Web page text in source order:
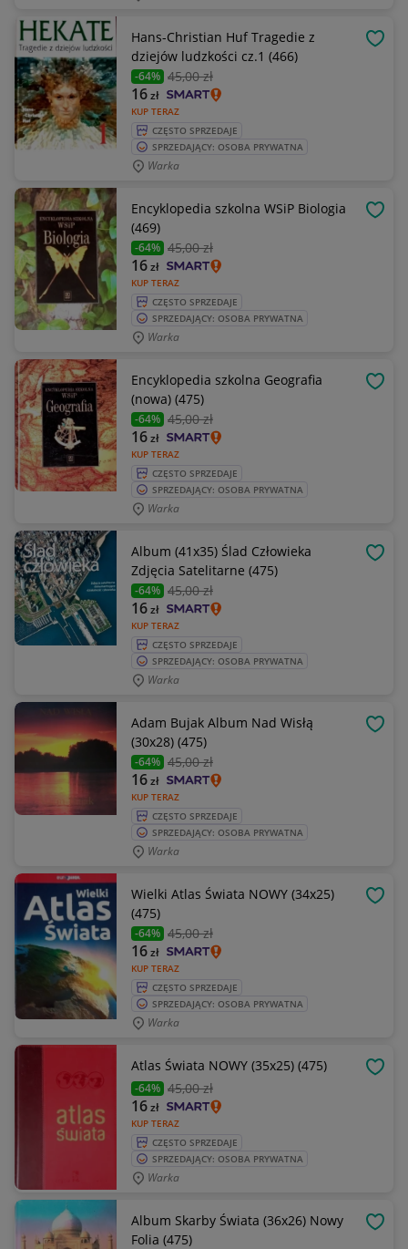
Hans-Christian Huf Tragedie z
dziejów ludzkości cz.1 (466)
-64% 45,00 zł
KUP TERAZ
16zł
CZĘSTO SPRZEDAJE
SPRZEDAJĄCY: OSOBA PRYWATNA
Warka
Encyklopedia szkolna WSiP Biologia
(469)
-64% 45,00 zł
KUP TERAZ
16zł
CZĘSTO SPRZEDAJE
SPRZEDAJĄCY: OSOBA PRYWATNA
Warka
Encyklopedia szkolna Geografia
(nowa) (475)
-64% 45,00 zł
KUP TERAZ
16zł
CZĘSTO SPRZEDAJE
SPRZEDAJĄCY: OSOBA PRYWATNA
Warka
Album (41x35) Ślad Człowieka
Zdjęcia Satelitarne (475)
-64% 45,00 zł
KUP TERAZ
16zł
CZĘSTO SPRZEDAJE
SPRZEDAJĄCY: OSOBA PRYWATNA
Warka
Adam Bujak Album Nad Wisłą
(30x28) (475)
-64% 45,00 zł
KUP TERAZ
16zł
CZĘSTO SPRZEDAJE
SPRZEDAJĄCY: OSOBA PRYWATNA
Warka
Wielki Atlas Świata NOWY (34x25)
(475)
-64% 45,00 zł
KUP TERAZ
16zł
CZĘSTO SPRZEDAJE
SPRZEDAJĄCY: OSOBA PRYWATNA
Warka
Atlas Świata NOWY (35x25) (475)
-64% 45,00 zł
KUP TERAZ
16zł
CZĘSTO SPRZEDAJE
SPRZEDAJĄCY: OSOBA PRYWATNA
Warka
Album Skarby Świata (36x26) Nowy
Folia (475)